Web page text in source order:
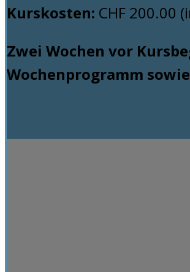
Kurskosten: CHF 200.00
Zwei Wochen vor
Wochenprogramm